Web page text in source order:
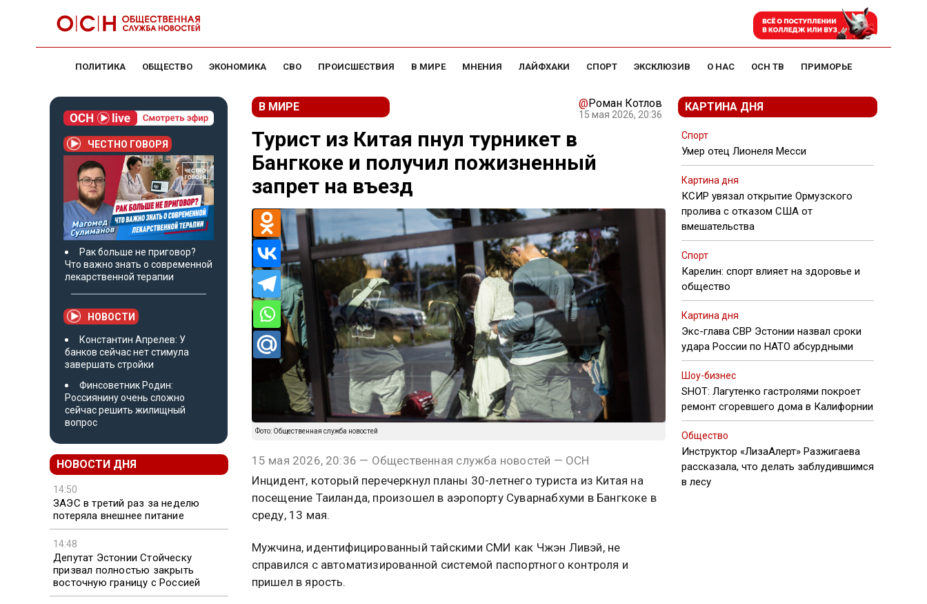
ПОЛИТИКА ОБЩЕСТВО ЭКОНОМИКА СВО ПРОИСШЕСТВИЯ В МИРЕ МНЕНИЯ ЛАЙФХАКИ СПОРТ ЭКСКЛЮЗИВ О НАС ОСН ТВ ПРИМОРЬЕ
ЧЕСТНО ГОВОРЯ
Рак больше не приговор?
Что важно знать о современной
лекарственной терапии
НОВОСТИ
Константин Апрелев: У
банков сейчас нет стимула
завершать стройки
Финсоветник Родин:
Россиянину очень сложно
сейчас решить жилищный
вопрос
НОВОСТИ ДНЯ
14:50
ЗАЭС в третий раз за неделю
потеряла внешнее питание
14:48
Депутат Эстонии Стойческу
призвал полностью закрыть
восточную границу с Россией
В МИРЕ @Роман Котлов
15 мая 2026, 20:36
Турист из Китая пнул турникет в
Бангкоке и получил пожизненный
запрет на въезд
Фото: Общественная служба новостей
15 мая 2026, 20:36 — Общественная служба новостей — ОСН
Инцидент, который перечеркнул планы 30-летнего туриста из Китая на
посещение Таиланда, произошел в аэропорту Суварнабхуми в Бангкоке в
среду, 13 мая.
Мужчина, идентифицированный тайскими СМИ как Чжэн Ливэй, не
справился с автоматизированной системой паспортного контроля и
пришел в ярость.
КАРТИНА ДНЯ
Спорт
Умер отец Лионеля Месси
Картина дня
КСИР увязал открытие Ормузского
пролива с отказом США от
вмешательства
Спорт
Карелин: спорт влияет на здоровье и
общество
Картина дня
Экс-глава СВР Эстонии назвал сроки
удара России по НАТО абсурдными
Шоу-бизнес
SHOT: Лагутенко гастролями покроет
ремонт сгоревшего дома в Калифорнии
Общество
Инструктор «ЛизаАлерт» Разжигаева
рассказала, что делать заблудившимся
в лесу